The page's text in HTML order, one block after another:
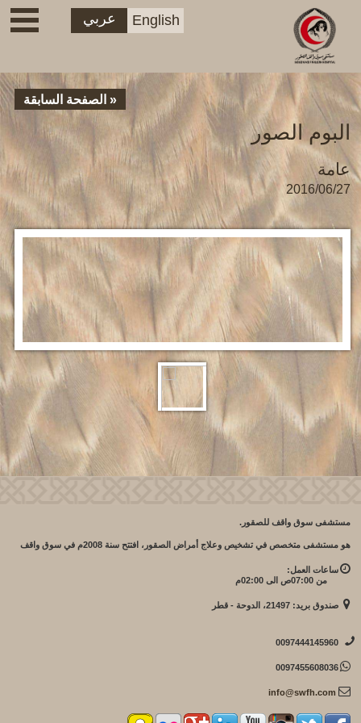
عربي English
البوم الصور
« الصفحة السابقة
عامة
2016/06/27
مستشفى سوق واقف للصقور.
هو مستشفى متخصص في تشخيص وعلاج أمراض الصقور، افتتح سنة 2008م في سوق واقف
ساعات العمل:
من 07:00ص الى 02:00م
صندوق بريد: 21497، الدوحة - قطر
0097444145960
0097455608036
info@swfh.com